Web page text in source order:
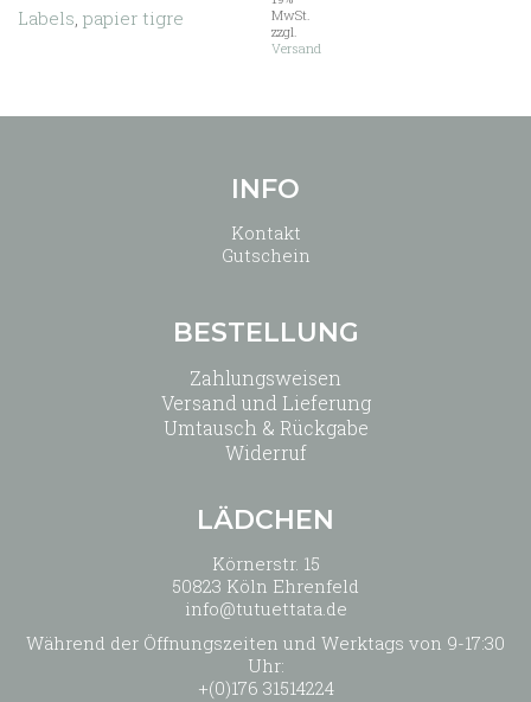
Labels papier tigre
MwSt.
zzgl.
Versand
INFO
Kontakt
Gutschein
BESTELLUNG
Zahlungsweisen
Versand und Lieferung
Umtausch & Rückgabe
Widerruf
LÄDCHEN
Körnerstr. 15
50823 Köln Ehrenfeld
info@tutuettata.de
Während der Öffnungszeiten und Werktags von 9-17:30
Uhr:
+(0)176 31514224